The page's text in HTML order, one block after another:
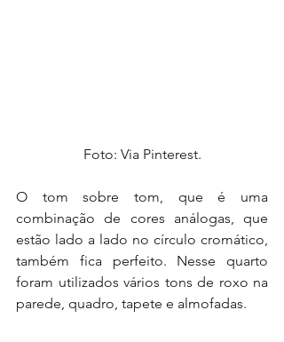
Foto: Via Pinterest.
O tom sobre tom, que é uma
combinação de cores análogas, que
estão lado a lado no círculo cromático,
também fica perfeito. Nesse quarto
foram utilizados vários tons de roxo na
parede, quadro, tapete e almofadas.